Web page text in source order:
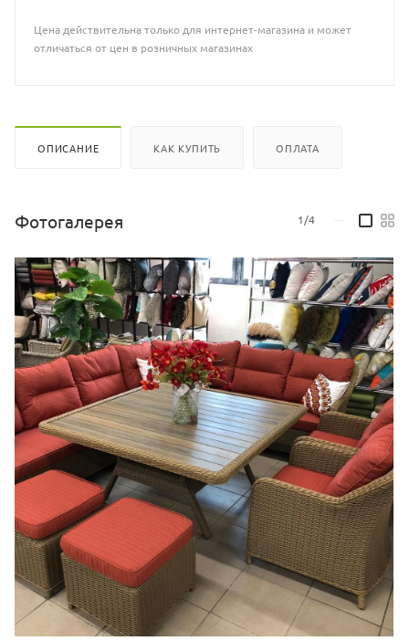
Цена действительна только для интернет-магазина и может
отличаться от цен в розничных магазинах
ОПИСАНИЕ КАК КУПИТЬ ОПЛАТА
Фотогалерея 1/4